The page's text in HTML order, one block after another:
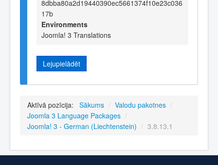
8dbba80a2d19440390ec5661374f10e23c036
17b
Environments
Joomla! 3 Translations
Lejupielādēt
Aktīvā pozīcija: Sākums / Valodu pakotnes /
Joomla 3 Language Packages /
Joomla! 3 - German (Liechtenstein) / 3.8.13.1